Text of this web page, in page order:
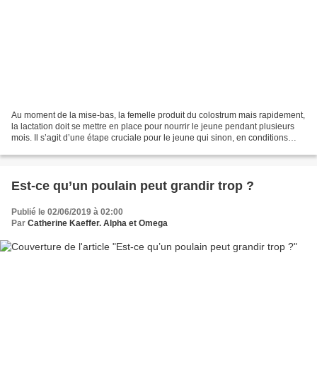
Au moment de la mise-bas, la femelle produit du colostrum mais rapidement,
la lactation doit se mettre en place pour nourrir le jeune pendant plusieurs
mois. Il s’agit d’une étape cruciale pour le jeune qui sinon, en conditions
Est-ce qu’un poulain peut grandir trop ?
Publié le 02/06/2019 à 02:00
Par Catherine Kaeffer. Alpha et Omega